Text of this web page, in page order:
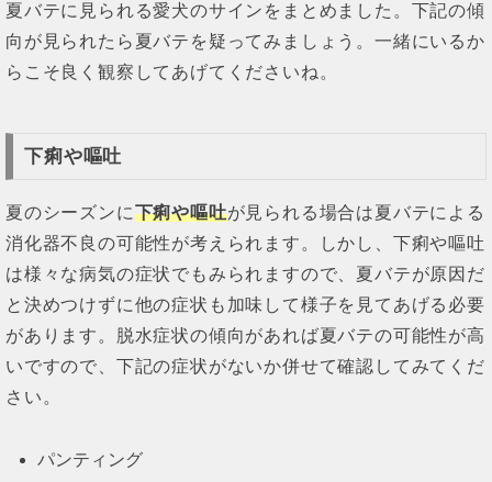
夏バテに見られる愛犬のサインをまとめました。下記の傾
向が見られたら夏バテを疑ってみましょう。一緒にいるか
らこそ良く観察してあげてくださいね。
下痢や嘔吐
夏のシーズンに下痢や嘔吐が見られる場合は夏バテによる
消化器不良の可能性が考えられます。しかし、下痢や嘔吐
は様々な病気の症状でもみられますので、夏バテが原因だ
と決めつけずに他の症状も加味して様子を見てあげる必要
があります。脱水症状の傾向があれば夏バテの可能性が高
いですので、下記の症状がないか併せて確認してみてくだ
さい。
パンティング